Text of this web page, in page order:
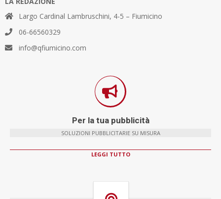
Largo Cardinal Lambruschini, 4-5 – Fiumicino
06-66560329
info@qfiumicino.com
Per la tua pubblicità
SOLUZIONI PUBBLICITARIE SU MISURA
LEGGI TUTTO